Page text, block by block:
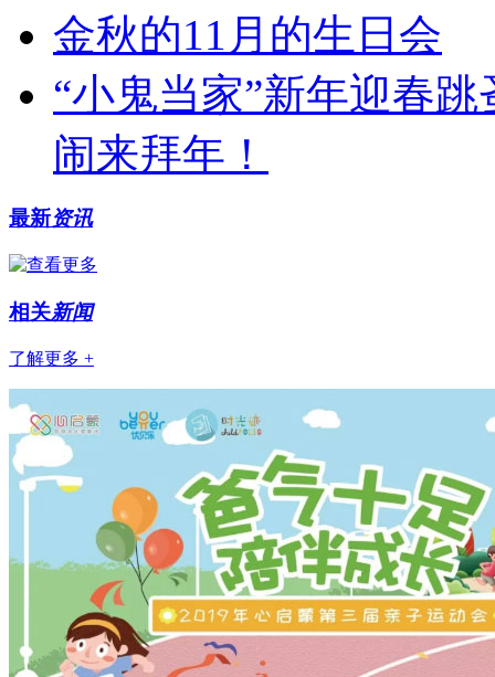
金秋的11月的生日会
“小鬼当家”新年迎春
闹来拜年！
最新资讯
相关新闻
了解更多 +